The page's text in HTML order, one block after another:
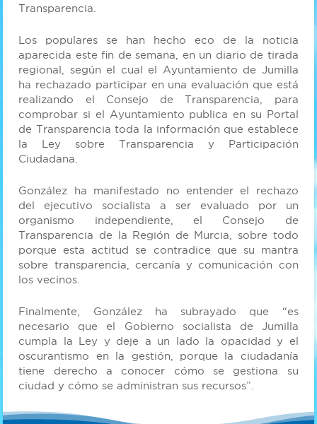
Transparencia.
Los populares se han hecho eco de la noticia
aparecida este fin de semana, en un diario de tirada
regional, según el cual el Ayuntamiento de Jumilla
ha rechazado participar en una evaluación que está
realizando el Consejo de Transparencia, para
comprobar si el Ayuntamiento publica en su Portal
de Transparencia toda la información que establece
la Ley sobre Transparencia y Participación
Ciudadana.
González ha manifestado no entender el rechazo
del ejecutivo socialista a ser evaluado por un
organismo independiente, el Consejo de
Transparencia de la Región de Murcia, sobre todo
porque esta actitud se contradice que su mantra
sobre transparencia, cercanía y comunicación con
los vecinos.
Finalmente, González ha subrayado que “es
necesario que el Gobierno socialista de Jumilla
cumpla la Ley y deje a un lado la opacidad y el
oscurantismo en la gestión, porque la ciudadanía
tiene derecho a conocer cómo se gestiona su
ciudad y cómo se administran sus recursos”.